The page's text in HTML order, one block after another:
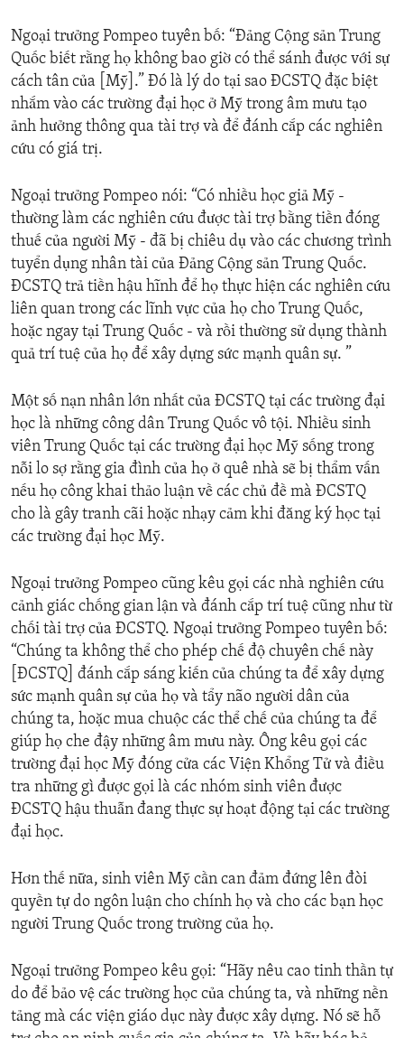
Ngoại trưởng Pompeo tuyên bố: “Đảng Cộng sản Trung
Quốc biết rằng họ không bao giờ có thể sánh được với sự
cách tân của [Mỹ].” Đó là lý do tại sao ĐCSTQ đặc biệt
nhắm vào các trường đại học ở Mỹ trong âm mưu tạo
ảnh hưởng thông qua tài trợ và để đánh cắp các nghiên
cứu có giá trị.
Ngoại trưởng Pompeo nói: “Có nhiều học giả Mỹ -
thường làm các nghiên cứu được tài trợ bằng tiền đóng
thuế của người Mỹ - đã bị chiêu dụ vào các chương trình
tuyển dụng nhân tài của Đảng Cộng sản Trung Quốc.
ĐCSTQ trả tiền hậu hĩnh để họ thực hiện các nghiên cứu
liên quan trong các lĩnh vực của họ cho Trung Quốc,
hoặc ngay tại Trung Quốc - và rồi thường sử dụng thành
quả trí tuệ của họ để xây dựng sức mạnh quân sự. ”
Một số nạn nhân lớn nhất của ĐCSTQ tại các trường đại
học là những công dân Trung Quốc vô tội. Nhiều sinh
viên Trung Quốc tại các trường đại học Mỹ sống trong
nỗi lo sợ rằng gia đình của họ ở quê nhà sẽ bị thẩm vấn
nếu họ công khai thảo luận về các chủ đề mà ĐCSTQ
cho là gây tranh cãi hoặc nhạy cảm khi đăng ký học tại
các trường đại học Mỹ.
Ngoại trưởng Pompeo cũng kêu gọi các nhà nghiên cứu
cảnh giác chống gian lận và đánh cắp trí tuệ cũng như từ
chối tài trợ của ĐCSTQ. Ngoại trưởng Pompeo tuyên bố:
“Chúng ta không thể cho phép chế độ chuyên chế này
[ĐCSTQ] đánh cắp sáng kiến của chúng ta để xây dựng
sức mạnh quân sự của họ và tẩy não người dân của
chúng ta, hoặc mua chuộc các thể chế của chúng ta để
giúp họ che đậy những âm mưu này. Ông kêu gọi các
trường đại học Mỹ đóng cửa các Viện Khổng Tử và điều
tra những gì được gọi là các nhóm sinh viên được
ĐCSTQ hậu thuẫn đang thực sự hoạt động tại các trường
đại học.
Hơn thế nữa, sinh viên Mỹ cần can đảm đứng lên đòi
quyền tự do ngôn luận cho chính họ và cho các bạn học
người Trung Quốc trong trường của họ.
Ngoại trưởng Pompeo kêu gọi: “Hãy nêu cao tinh thần tự
do để bảo vệ các trường học của chúng ta, và những nền
tảng mà các viện giáo dục này được xây dựng. Nó sẽ hỗ